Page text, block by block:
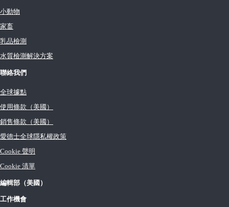
小動物
家畜
乳品檢測
水質檢測解決方案
聯絡我們
全球據點
使用條款（美國）
銷售條款（美國）
愛德士全球隱私權政策
Cookie 聲明
Cookie 清單
編輯部（美國）
工作機會